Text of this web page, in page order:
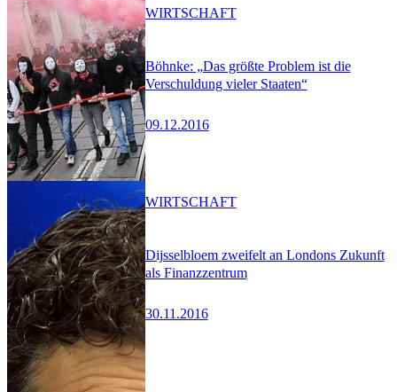
Böhnke: „Das größte Problem ist die
Verschuldung vieler Staaten“
09.12.2016
WIRTSCHAFT
Dijsselbloem zweifelt an Londons Zukunft
als Finanzzentrum
30.11.2016
WIRTSCHAFT